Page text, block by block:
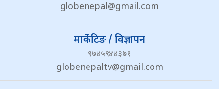
globenepal@gmail.com
मार्केटिङ / विज्ञापन
९७४५९४४३७१
globenepaltv@gmail.com